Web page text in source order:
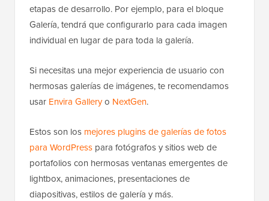
etapas de desarrollo. Por ejemplo, para el bloque
Galería, tendrá que configurarlo para cada imagen
individual en lugar de para toda la galería.
Si necesitas una mejor experiencia de usuario con
hermosas galerías de imágenes, te recomendamos
usar Envira Galleryo NextGen.
Estos son los mejores plugins de galerías de fotos
para WordPress para fotógrafos y sitios web de
portafolios con hermosas ventanas emergentes de
lightbox, animaciones, presentaciones de
diapositivas, estilos de galería y más.